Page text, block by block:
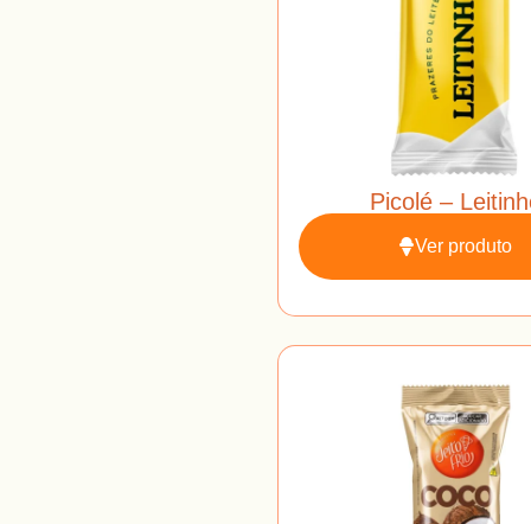
Picolé –
Ver produto